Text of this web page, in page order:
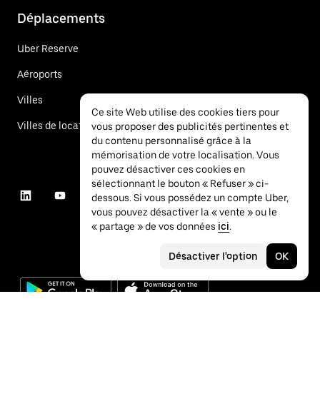
Déplacements
Uber Reserve
Aéroports
Villes
Villes de location de voitures
Ce site Web utilise des cookies tiers pour
vous proposer des publicités pertinentes et
du contenu personnalisé grâce à la
mémorisation de votre localisation. Vous
pouvez désactiver ces cookies en
sélectionnant le bouton « Refuser » ci-
dessous. Si vous possédez un compte Uber,
vous pouvez désactiver la « vente » ou le
« partage » de vos données ici.
Désactiver l'option OK